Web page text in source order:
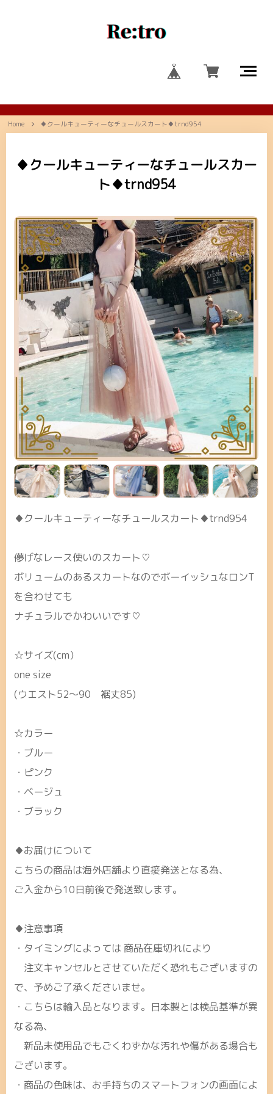
Home ♦クールキューティーなチュールスカート♦trnd954
♦クールキューティーなチュールスカー
ト♦trnd954
♦クールキューティーなチュールスカート♦trnd954
儚げなレース使いのスカート♡
ボリュームのあるスカートなのでボーイッシュなロンT
を合わせても
ナチュラルでかわいいです♡
☆サイズ(cm）
one size
(ウエスト52～90 裾丈85)
☆カラー
・ブルー
・ピンク
・ベージュ
・ブラック
♦お届けについて
こちらの商品は海外店舗より直接発送となる為、
ご入金から10日前後で発送致します。
♦注意事項
・タイミングによっては 商品在庫切れにより
注文キャンセルとさせていただく恐れもございますの
で、予めご了承くださいませ。
・こちらは輸入品となります。日本製とは検品基準が異
なる為、
新品未使用品でもごくわずかな汚れや傷がある場合も
ございます。
・商品の色味は、お手持ちのスマートフォンの画面によ